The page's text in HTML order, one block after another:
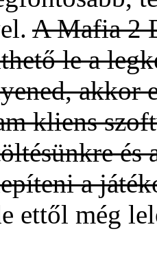
A Mafia 2
le a
akkor
kliens
és
a
ettől még